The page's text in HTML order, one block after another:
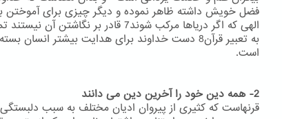
فضل خویش داشته ظاهر نموده و دیگر چیزی برای آموختن به
الهی که اگر دریاها مرکب شوند7 قادر بر
به تعبیر قرآن8 دست خداوند برای هدایت بیشتر
است.
2- همه دین خود را آخرین دین می دانند
قرنهاست که کثیری از پیروان ادیان مختلف به سبب